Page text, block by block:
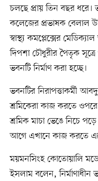
চলছে প্রায় তিন বছর ধরে।
কলেজের প্রভাষক বেলাল
স্বাস্থ্য কমপ্লেক্সের
দিপশা চৌধুরীর পৈতৃক
ভবনটি নির্মাণ করা হচ্ছে।
ভবনটির নিরাপত্তাকর্মী
শ্রমিকেরা কাজ করতে
শ্রমিক মাচা ভেঙে নিচে
আগে এখানে কাজ করতে
ময়মনসিংহ কোতোয়ালি
ইসলাম বলেন,